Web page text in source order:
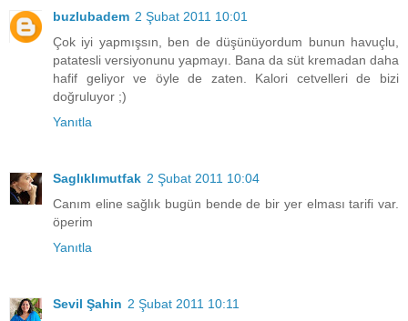
buzlubadem 2 Şubat 2011 10:01
Çok iyi yapmışsın, ben de düşünüyordum bunun havuçlu,
patatesli versiyonunu yapmayı. Bana da süt kremadan daha
hafif geliyor ve öyle de zaten. Kalori cetvelleri de bizi
doğruluyor ;)
Yanıtla
Saglıklımutfak 2 Şubat 2011 10:04
Canım eline sağlık bugün bende de bir yer elması tarifi var.
öperim
Yanıtla
Sevil Şahin 2 Şubat 2011 10:11